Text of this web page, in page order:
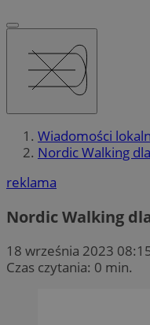
Wiadomości
Nordic Walking
reklama
Nordic Walking
18 września 2023
Czas czytania: 0 min.